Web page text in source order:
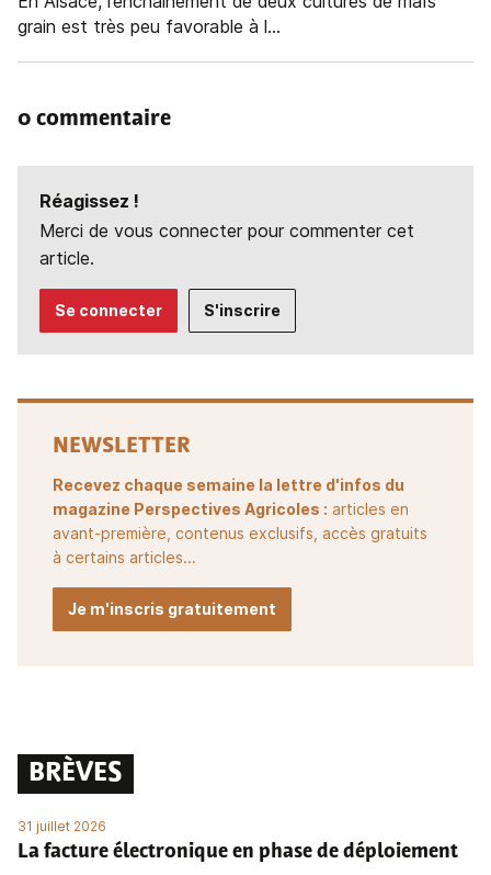
grain est très peu favorable à l...
0 commentaire
Réagissez !
Merci de vous connecter pour commenter cet
article.
Se connecter S'inscrire
NEWSLETTER
Recevez chaque semaine la lettre d'infos du
magazine Perspectives Agricoles : articles en
avant-première, contenus exclusifs, accès gratuits
à certains articles...
Je m'inscris gratuitement
BRÈVES
31 juillet 2026
La facture électronique en phase de déploiement